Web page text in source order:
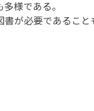
様である。
が必要であること